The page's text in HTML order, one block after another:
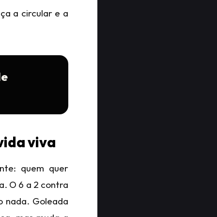
a circular e a
viva
quem quer
O 6 a 2 contra
nada. Goleada